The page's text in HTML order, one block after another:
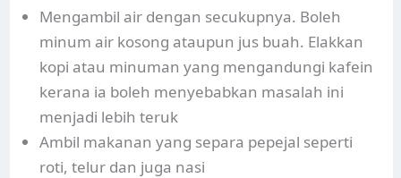
Mengambil air dengan secukupnya. Boleh
minum air kosong ataupun jus buah. Elakkan
kopi atau minuman yang mengandungi kafein
kerana ia boleh menyebabkan masalah ini
menjadi lebih teruk
Ambil makanan yang separa pepejal seperti
roti, telur dan juga nasi